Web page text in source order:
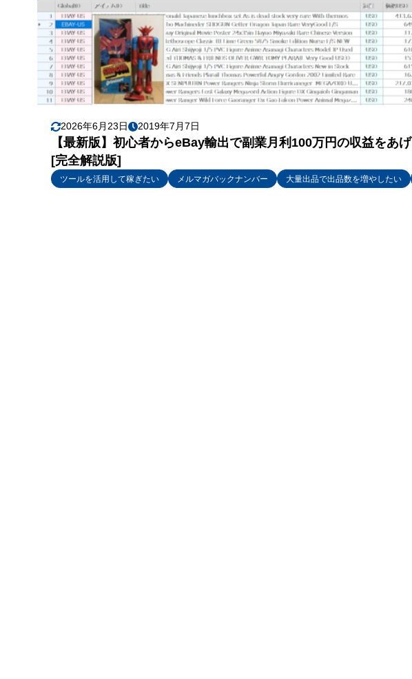
2026年6月23日 2019年7月7日
【最新版】初心者からeBay輸出で副業月利100万円の収益をあ
[完全解説版]
ツールを活用して稼ぎたい メルマガバックナンバー 大量出品で出品数を増やしたい